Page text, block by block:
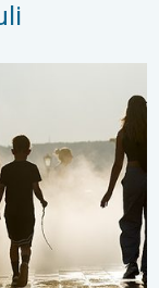
. . dinsdag